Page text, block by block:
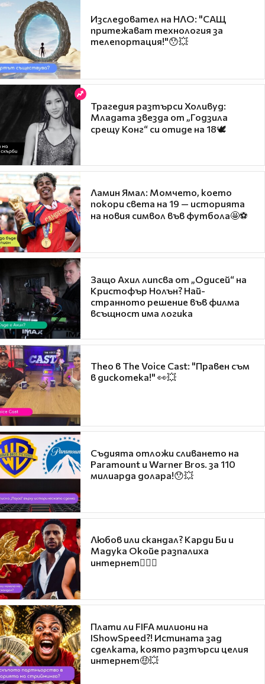
Изследовател на НЛО: "САЩ
притежават технология за
телепортация!"😯💥
Трагедия разтърси Холивуд:
Младата звезда от „Годзила
срещу Конг“ си отиде на 18🕊️
Ламин Ямал: Момчето, което
покори света на 19 — историята
на новия символ във футбола🤩⚽
Защо Ахил липсва от „Одисей“ на
Кристофър Нолън? Най-
странното решение във филма
всъщност има логика
Theo в The Voice Cast: "Правен съм
в дискотека!" 👀💥
Съдията отложи сливането на
Paramount и Warner Bros. за 110
милиарда долара!😯💥
Любов или скандал? Карди Би и
Мадука Окойе разпалиха
интернет❤️‍🔥🔥
Плати ли FIFA милиони на
IShowSpeed?! Истината зад
сделката, която разтърси целия
интернет🤑💥